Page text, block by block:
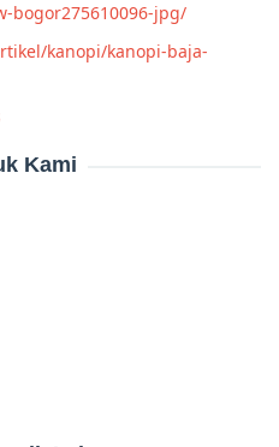
bogor275610096-jpg/
kanopi/kanopi-baja-
Kami